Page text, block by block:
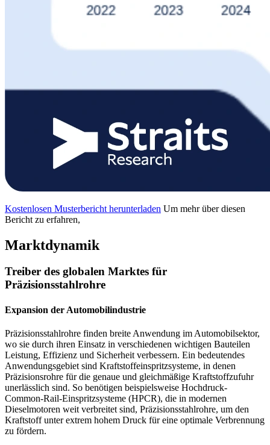
Kostenlosen Musterbericht herunterladen Um mehr über diesen
Bericht zu erfahren,
Marktdynamik
Treiber des globalen Marktes für
Präzisionsstahlrohre
Expansion der Automobilindustrie
Präzisionsstahlrohre finden breite Anwendung im Automobilsektor,
wo sie durch ihren Einsatz in verschiedenen wichtigen Bauteilen
Leistung, Effizienz und Sicherheit verbessern. Ein bedeutendes
Anwendungsgebiet sind Kraftstoffeinspritzsysteme, in denen
Präzisionsrohre für die genaue und gleichmäßige Kraftstoffzufuhr
unerlässlich sind. So benötigen beispielsweise Hochdruck-
Common-Rail-Einspritzsysteme (HPCR), die in modernen
Dieselmotoren weit verbreitet sind, Präzisionsstahlrohre, um den
Kraftstoff unter extrem hohem Druck für eine optimale Verbrennung
zu fördern.